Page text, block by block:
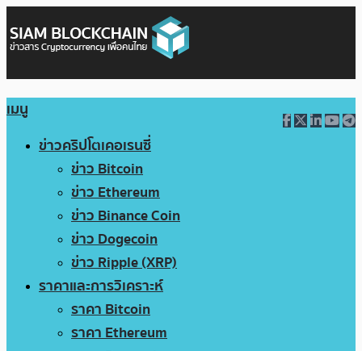
เมนู
ข่าวคริปโตเคอเรนซี่
ข่าว Bitcoin
ข่าว Ethereum
ข่าว Binance Coin
ข่าว Dogecoin
ข่าว Ripple (XRP)
ราคาและการวิเคราะห์
ราคา Bitcoin
ราคา Ethereum